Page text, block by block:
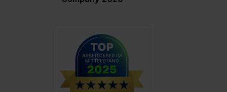
Einstellungen“ widerrufen. Weitere Informationen zu den
einzelnen Cookies findest du durch Klick auf „Details
zeigen“. Weitere Informationen: Datenschutzerklärung